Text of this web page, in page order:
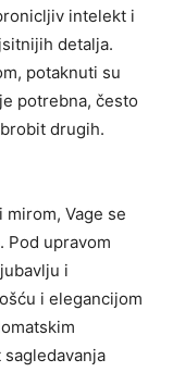
intelekt i
detalja.
potaknuti su
potrebna, često
drugih.
Vage se
Pod upravom
i
i elegancijom